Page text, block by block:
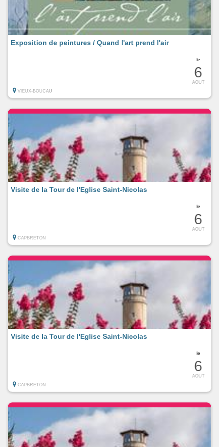
le
6
AOUT
Exposition de peintures / Quand l'art prend l'air
VIEUX-BOUCAU
le
6
AOUT
Visite de la Tour de l'Eglise Saint-Nicolas
CAPBRETON
le
6
AOUT
Visite de la Tour de l'Eglise Saint-Nicolas
CAPBRETON